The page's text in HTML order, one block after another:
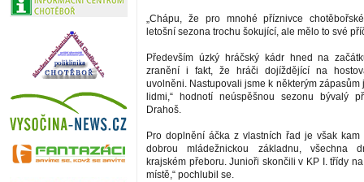
„Chápu, že pro mnohé příznivce
letošní sezona trochu šokující, ale mělo to své
Především úzký hráčský kádr hned na
zranění i fakt, že hráči dojíždějící na
uvolněni. Nastupovali jsme k některým zápasům
lidmi,“ hodnotí neúspěšnou sezonu bývalý
Drahoš.
Pro doplnění áčka z vlastních řad je však kam
dobrou mládežnickou základnu, všechna
krajském přeboru. Junioři skončili v KP I. třídy
místě,“ pochlubil se.